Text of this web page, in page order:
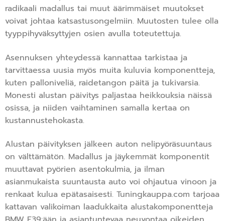
radikaali madallus tai muut äärimmäiset muutokset
voivat johtaa katsastusongelmiin. Muutosten tulee olla
tyyppihyväksyttyjen osien avulla toteutettuja.
Asennuksen yhteydessä kannattaa tarkistaa ja
tarvittaessa uusia myös muita kuluvia komponentteja,
kuten palloniveliä, raidetangon päitä ja tukivarsia.
Monesti alustan päivitys paljastaa heikkouksia näissä
osissa, ja niiden vaihtaminen samalla kertaa on
kustannustehokasta.
Alustan päivityksen jälkeen auton nelipyöräsuuntaus
on välttämätön. Madallus ja jäykemmät komponentit
muuttavat pyörien asentokulmia, ja ilman
asianmukaista suuntausta auto voi ohjautua vinoon ja
renkaat kulua epätasaisesti. Tuningkauppa.com tarjoaa
kattavan valikoiman laadukkaita alustakomponentteja